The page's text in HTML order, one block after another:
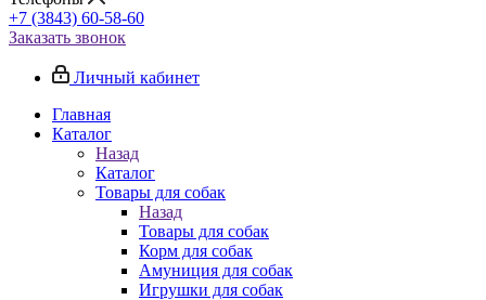
+7 (3843) 60-58-60
Заказать звонок
Личный кабинет
Главная
Каталог
Назад
Каталог
Товары для собак
Назад
Товары для собак
Корм для собак
Амуниция для собак
Игрушки для собак